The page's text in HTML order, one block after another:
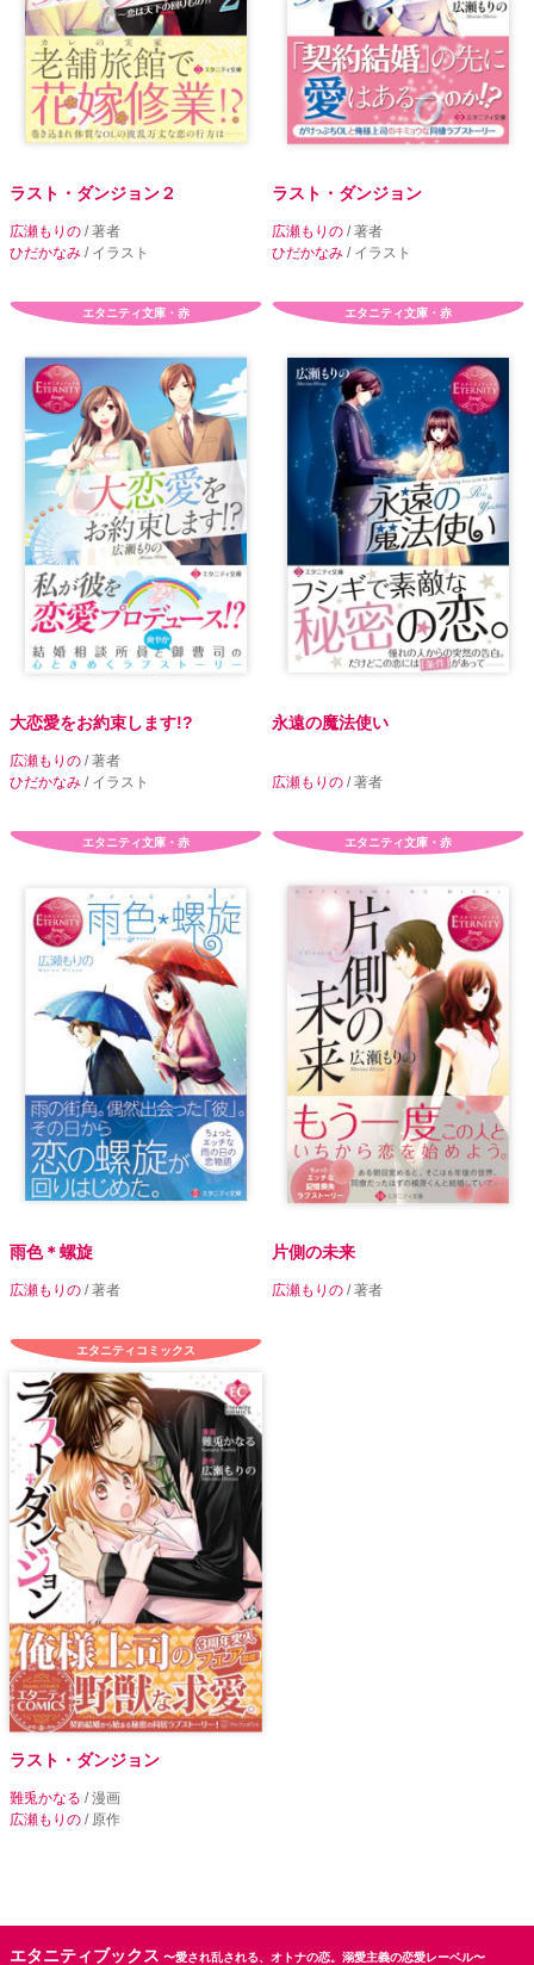
ラスト・ダンジョン２
広瀬もりの / 著者
ひだかなみ / イラスト
ラスト・ダンジョン
広瀬もりの / 著者
ひだかなみ / イラスト
エタニティ文庫・赤
大恋愛をお約束します!?
広瀬もりの / 著者
ひだかなみ / イラスト
エタニティ文庫・赤
永遠の魔法使い
広瀬もりの / 著者
エタニティ文庫・赤
雨色＊螺旋
広瀬もりの / 著者
エタニティ文庫・赤
片側の未来
広瀬もりの / 著者
エタニティコミックス
ラスト・ダンジョン
難兎かなる / 漫画
広瀬もりの / 原作
エタニティブックス 〜愛され乱される、オトナの恋。溺愛主義の恋愛レーベル〜